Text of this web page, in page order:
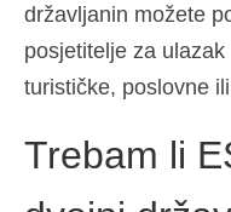
državljanin možete
posjetitelje za
turističke, poslovne
Trebam li